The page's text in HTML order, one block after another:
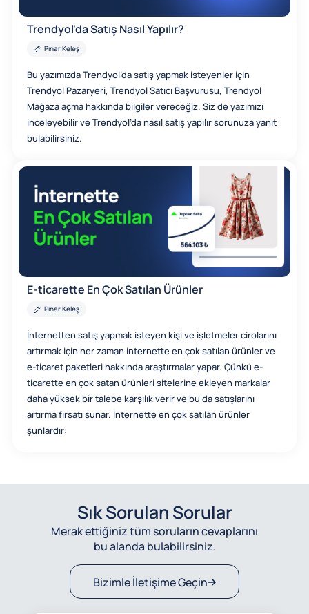
Trendyol'da Satış Nasıl Yapılır?
Pınar Keleş
Bu yazımızda Trendyol’da satış yapmak isteyenler için
Trendyol Pazaryeri, Trendyol Satıcı Başvurusu, Trendyol
Mağaza açma hakkında bilgiler vereceğiz. Siz de yazımızı
inceleyebilir ve Trendyol’da nasıl satış yapılır sorunuza yanıt
bulabilirsiniz.
E-ticarette En Çok Satılan Ürünler
Pınar Keleş
İnternetten satış yapmak isteyen kişi ve işletmeler cirolarını
artırmak için her zaman internette en çok satılan ürünler ve
e-ticaret paketleri hakkında araştırmalar yapar. Çünkü e-
ticarette en çok satan ürünleri sitelerine ekleyen markalar
daha yüksek bir talebe karşılık verir ve bu da satışlarını
artırma fırsatı sunar. İnternette en çok satılan ürünler
şunlardır:
Sık Sorulan Sorular
Merak ettiğiniz tüm soruların cevaplarını
bu alanda bulabilirsiniz.
Bizimle İletişime Geçin